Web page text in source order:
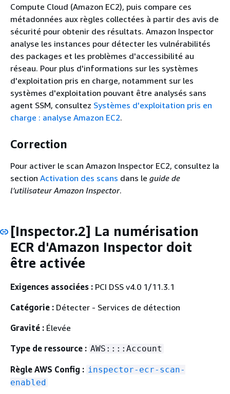
Compute Cloud (Amazon EC2), puis compare ces
métadonnées aux règles collectées à partir des avis de
sécurité pour obtenir des résultats. Amazon Inspector
analyse les instances pour détecter les vulnérabilités
des packages et les problèmes d'accessibilité au
réseau. Pour plus d'informations sur les systèmes
d'exploitation pris en charge, notamment sur les
systèmes d'exploitation pouvant être analysés sans
agent SSM, consultez Systèmes d'exploitation pris en
charge : analyse Amazon EC2.
Correction
Pour activer le scan Amazon Inspector EC2, consultez la
section Activation des scans dans le guide de
l'utilisateur Amazon Inspector.
[Inspector.2] La numérisation
ECR d'Amazon Inspector doit
être activée
Exigences associées : PCI DSS v4.0 1/11.3.1
Catégorie : Détecter - Services de détection
Gravité : Élevée
Type de ressource : AWS::::Account
Règle AWS Config : inspector-ecr-scan-
enabled